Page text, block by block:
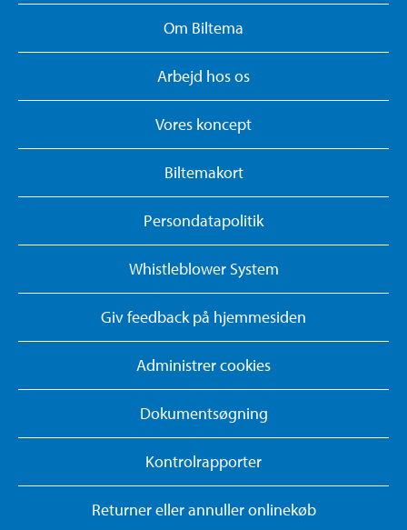
Om Biltema
Arbejd hos os
Vores koncept
Biltemakort
Persondatapolitik
Whistleblower System
Giv feedback på hjemmesiden
Administrer cookies
Dokumentsøgning
Kontrolrapporter
Returner eller annuller onlinekøb